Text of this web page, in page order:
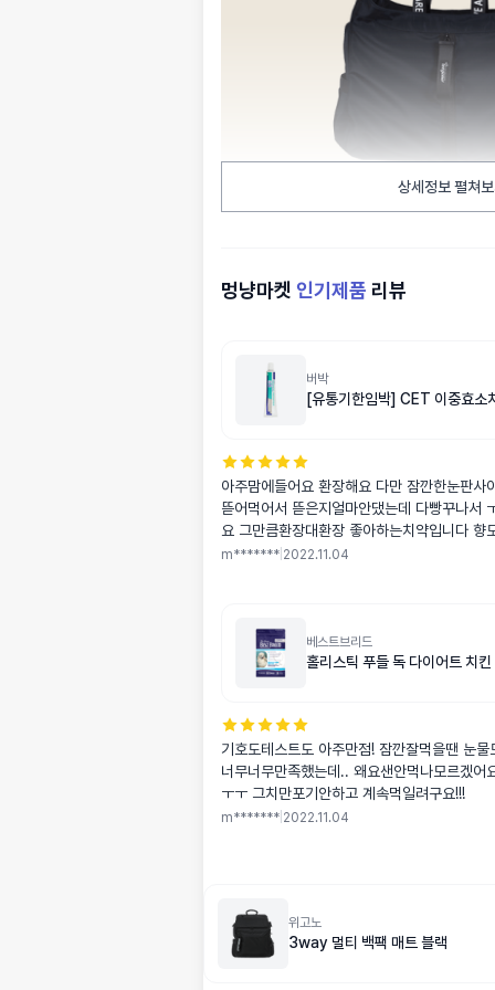
상세정보 펼쳐
멍냥마켓 인기제품 리뷰
버박
[유통기한임박] CET 이중효소
아주맘에들어요 환장해요 다만 잠깐한눈판사
뜯어먹어서 뜯은지얼마안댔는데 다빵꾸나서
요 그만큼환장대환장 좋아하는치약입니다 향
m******* 2022.11.04
베스트브리드
홀리스틱 푸들 독 다이어트 치
기호도테스트도 아주만점! 잠깐잘먹을땐 눈물
너무너무만족했는데.. 왜요샌안먹나모르겠어
ㅜㅜ 그치만포기안하고 계속먹일려구요!!!
m******* 2022.11.04
위고노
3way 멀티 백팩 매트 블랙